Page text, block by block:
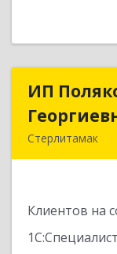
ИП
Стерлитамак
Клиентов на
1С:Специалист